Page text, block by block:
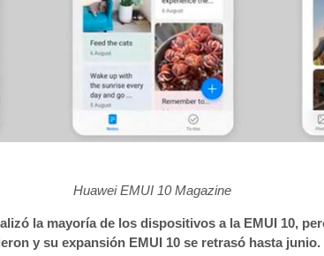
Huawei EMUI 10 Magazine
la mayoría de los dispositivos a la EMUI 10,
y su expansión EMUI 10 se retrasó hasta junio.